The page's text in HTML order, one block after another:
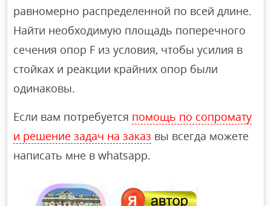
равномерно распределенной по всей длине.
Найти необходимую площадь поперечного
сечения опор F из условия, чтобы усилия в
стойках и реакции крайних опор были
одинаковы.
Если вам потребуется помощь по сопромату
и решение задач на заказ вы всегда можете
написать мне в whatsapp.